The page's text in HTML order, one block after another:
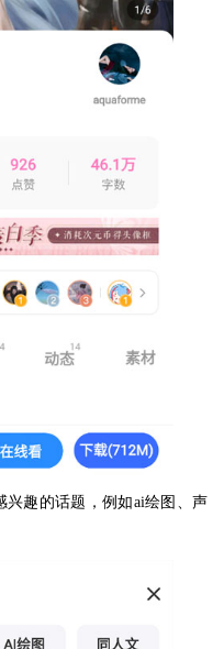
兴趣的话题，例如ai绘图、声